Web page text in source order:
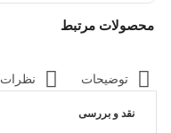
محصولات مرتبط
توضیحات نظرات
نقد و بررسی